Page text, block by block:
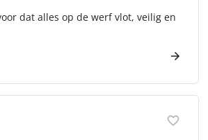
dat alles op de werf vlot, veilig en